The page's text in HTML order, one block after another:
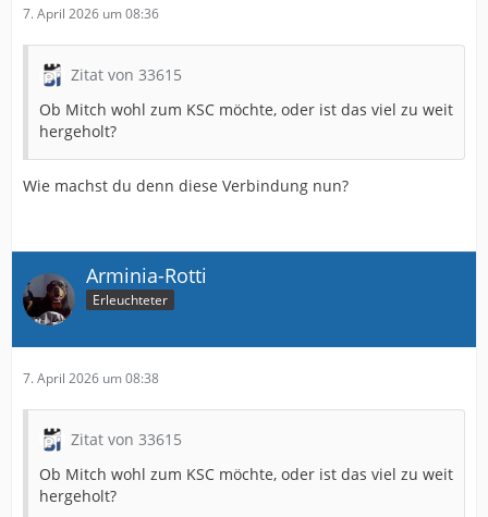
7. April 2026 um 08:36
Zitat von 33615
Ob Mitch wohl zum KSC möchte, oder ist das viel zu weit
hergeholt?
Wie machst du denn diese Verbindung nun?
Arminia-Rotti
Erleuchteter
7. April 2026 um 08:38
Zitat von 33615
Ob Mitch wohl zum KSC möchte, oder ist das viel zu weit
hergeholt?